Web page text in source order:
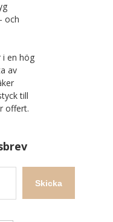
och
i en hög
av
till
offert.